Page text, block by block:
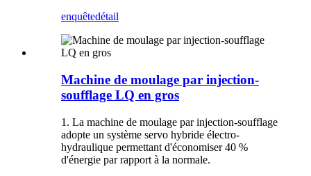
enquêtedétail
Machine de moulage par injection-
soufflage LQ en gros
1. La machine de moulage par injection-soufflage
adopte un système servo hybride électro-
hydraulique permettant d'économiser 40 %
d'énergie par rapport à la normale.